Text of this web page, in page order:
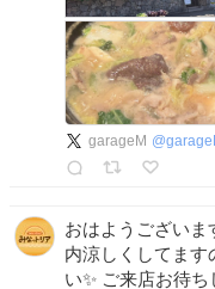
garageM @
おはようござい
内涼しくしてます
い✨ ご来店お待